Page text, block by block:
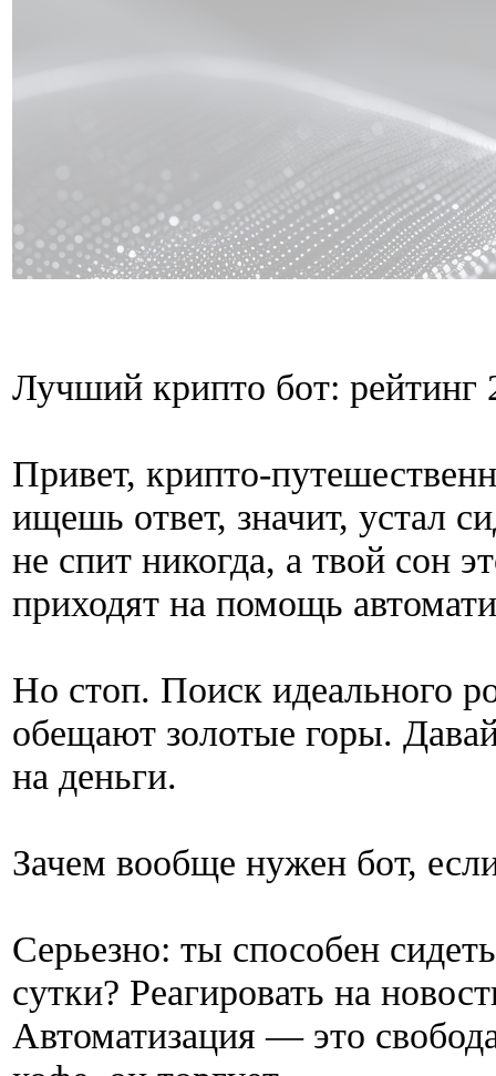
Лучший крипто бот: рейтинг
Привет, крипто-
ищешь ответ, значит, устал
не спит никогда, а твой сон
приходят на помощь
Но стоп. Поиск идеального
обещают золотые горы.
на деньги.
Зачем вообще нужен бот,
Серьезно: ты способен
сутки? Реагировать на
Автоматизация — это